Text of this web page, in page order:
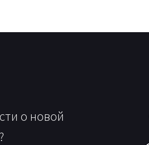
о новой